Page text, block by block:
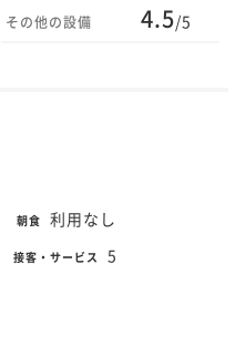
その他の設備 4.5/5
朝食 利用なし
接客・サービス 5